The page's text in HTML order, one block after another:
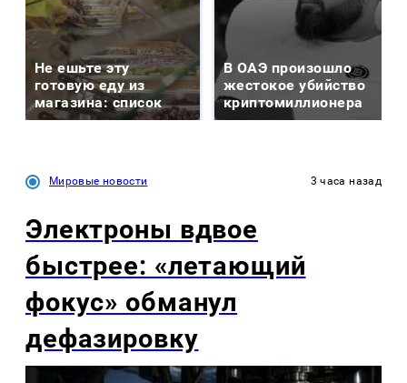
Не ешьте эту
готовую еду из
магазина: список
В ОАЭ произошло
жестокое убийство
криптомиллионера
Мировые новости 3 часа назад
Электроны вдвое
быстрее: «летающий
фокус» обманул
дефазировку